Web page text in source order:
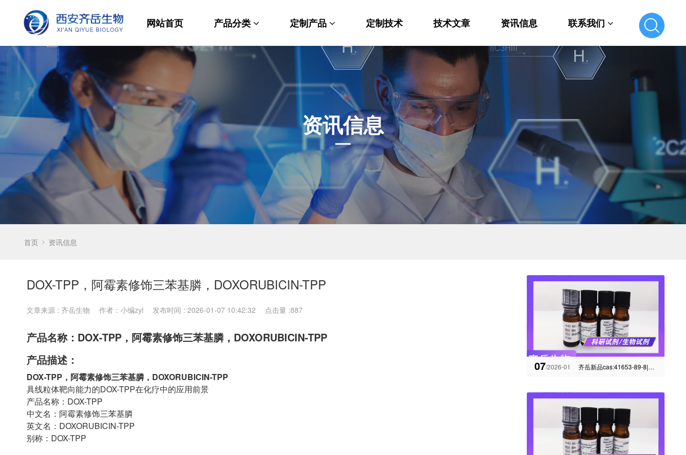
资讯信息
网站首页 产品分类
材料科学
生命科学
发光材料
功能性化学
分析化学
其他产品
定制产品
纳米材料定制
PEG衍生物
荧光标记定制
MOF材料定制
小分子定制
多肽定制
其他材料定制
定制技术 技术文章 资讯信息 联系我们
联系我们
首页 资讯信息
DOX-TPP，阿霉素修饰三苯基膦，DOXORUBICIN-TPP
文章来源 : 齐岳生物 作者：小编zyl 发布时间 : 2026-01-07 10:42:32 点击量 :887
产品名称：DOX-TPP，阿霉素修饰三苯基膦，DOXORUBICIN-TPP
产品描述：
DOX-TPP，阿霉素修饰三苯基膦，DOXORUBICIN-TPP
具线粒体靶向能力的DOX-TPP在化疗中的应用前景
产品名称：DOX-TPP
中文名：阿霉素修饰三苯基膦
英文名：DOXORUBICIN-TPP
别称：DOX-TPP
07/2026-01 齐岳新品cas:41653-89-8|7-甲基壬酸（含库存）